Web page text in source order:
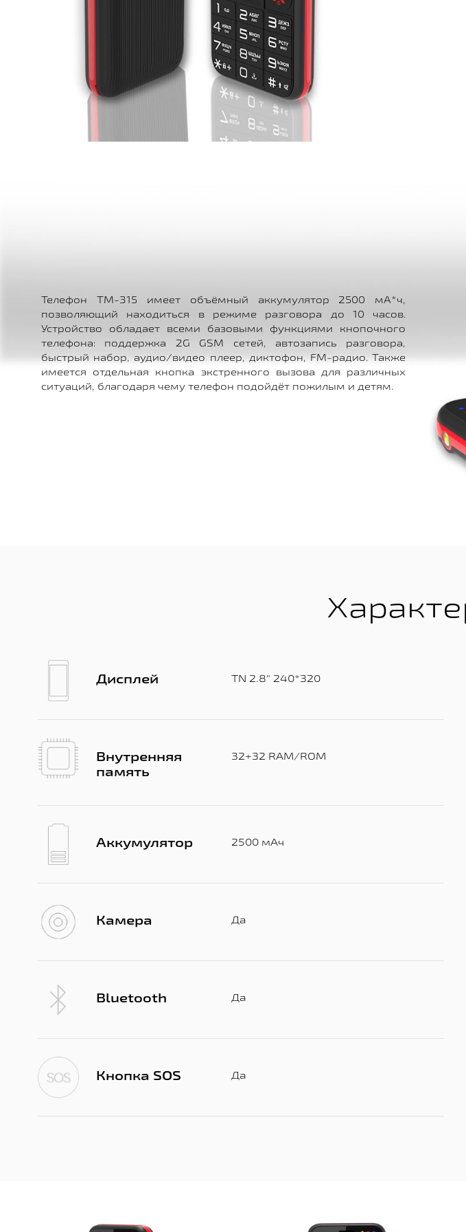
Телефон TM-315 имеет объёмный аккумулятор 2500 мА*ч,
позволяющий находиться в режиме разговора до 10 часов.
Устройство обладает всеми базовыми функциями кнопочного
телефона: поддержка 2G GSM сетей, автозапись разговора,
быстрый набор, аудио/видео плеер, диктофон, FM-радио. Также
имеется отдельная кнопка экстренного вызова для различных
ситуаций, благодаря чему телефон подойдёт пожилым и детям.
Дисплей TN 2.8" 240*320
Внутренняя
память
32+32 RAM/ROM
Аккумулятор 2500 мАч
Камера Да
Bluetooth Да
Кнопка SOS Да